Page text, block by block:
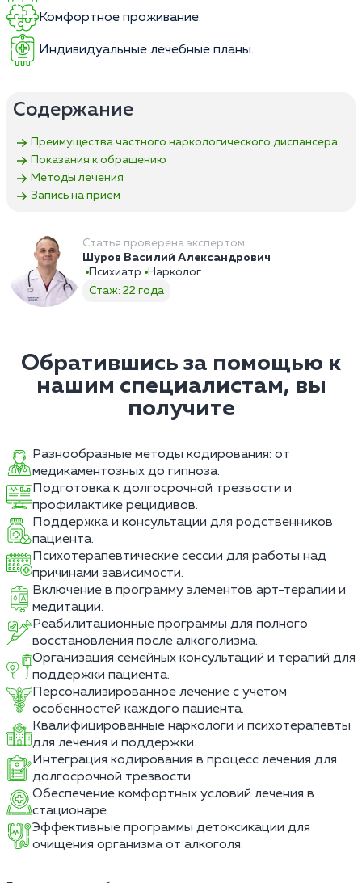
Комфортное проживание.
Индивидуальные лечебные планы.
Содержание
Преимущества частного наркологического диспансера
Показания к обращению
Методы лечения
Запись на прием
Статья проверена экспертом
Шуров Василий Александрович
Психиатр
Нарколог
Стаж: 22 года
Обратившись за помощью к
нашим специалистам, вы
получите
Разнообразные методы кодирования: от
медикаментозных до гипноза.
Подготовка к долгосрочной трезвости и
профилактике рецидивов.
Поддержка и консультации для родственников
пациента.
Психотерапевтические сессии для работы над
причинами зависимости.
Включение в программу элементов арт-терапии и
медитации.
Реабилитационные программы для полного
восстановления после алкоголизма.
Организация семейных консультаций и терапий для
поддержки пациента.
Персонализированное лечение с учетом
особенностей каждого пациента.
Квалифицированные наркологи и психотерапевты
для лечения и поддержки.
Интеграция кодирования в процесс лечения для
долгосрочной трезвости.
Обеспечение комфортных условий лечения в
стационаре.
Эффективные программы детоксикации для
очищения организма от алкоголя.